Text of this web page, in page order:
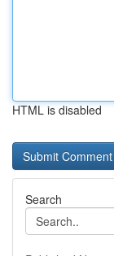
HTML is disabled
Search